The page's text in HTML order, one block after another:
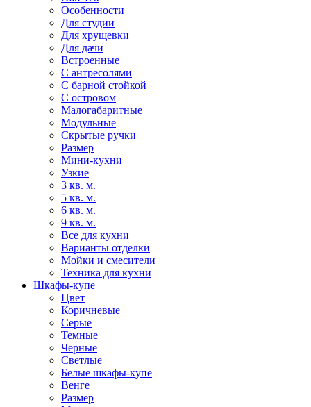
Особенности
Для студии
Для хрущевки
Для дачи
Встроенные
С антресолями
С барной стойкой
С островом
Малогабаритные
Модульные
Скрытые ручки
Размер
Мини-кухни
Узкие
3 кв. м.
5 кв. м.
6 кв. м.
9 кв. м.
Все для кухни
Варианты отделки
Мойки и смесители
Техника для кухни
Шкафы-купе
Цвет
Коричневые
Серые
Темные
Черные
Светлые
Белые шкафы-купе
Венге
Размер